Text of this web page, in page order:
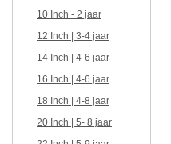
10 Inch - 2 jaar
12 Inch | 3-4 jaar
14 Inch | 4-6 jaar
16 Inch | 4-6 jaar
18 Inch | 4-8 jaar
20 Inch | 5- 8 jaar